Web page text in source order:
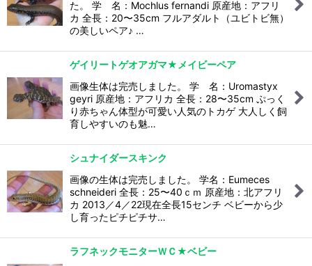
た。 学 名：Mochlus fernandi 原産地：アフリ
カ 全長：20〜35cm フルアダルト（ユビトビ無）
の美しいペア♪ …
ゲイリートゲオアガマ★メイビーペア
画像生体は完売しました。 学 名：Uromastyx
geyri 原産地：アフリカ 全長：28〜35cm ぷっく
り赤ちゃん体型が可愛い人気のトカゲ 大人しく飼
育しやすいのも魅…
シュナイダースキンク
画像の生体は完売しました。 学名：Eumeces
schneideri 全長：25〜40ｃｍ 原産地：北アフリ
カ 2013／4／22現在全長15センチ ベビーから少
し育ったピチピチサ…
ラフネックモニターＷＣ★ベビー